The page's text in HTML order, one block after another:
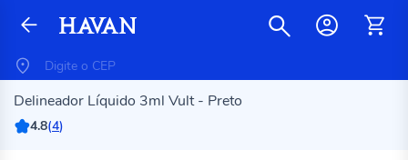
Delineador Líquido 3ml Vult - Preto
4.8(4)